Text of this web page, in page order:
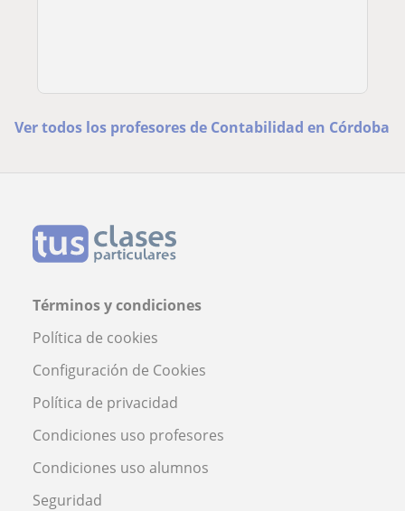
Ver todos los profesores de Contabilidad en Córdoba
Términos y condiciones
Política de cookies
Configuración de Cookies
Política de privacidad
Condiciones uso profesores
Condiciones uso alumnos
Seguridad